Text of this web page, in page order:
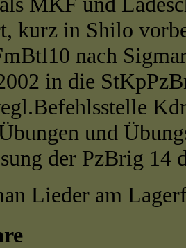
kurz in Shilo
nach
in die
und
der PzBrig 14
Lieder am